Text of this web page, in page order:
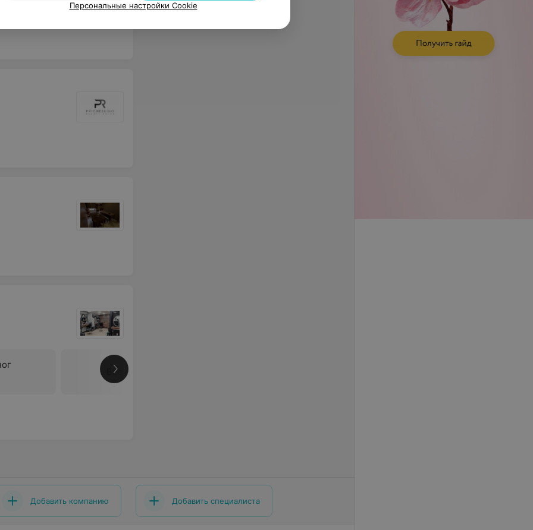
Все цены
Добавить компанию Добавить специалиста
Персональные настройки Cookie